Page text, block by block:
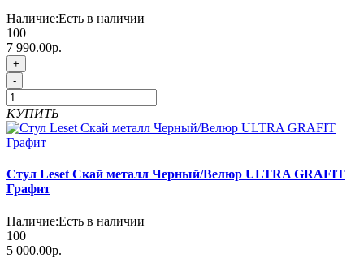
Наличие:Есть в наличии
100
7 990.00р.
+
-
КУПИТЬ
Стул Leset Скай металл Черный/Велюр ULTRA GRAFIT
Графит
Наличие:Есть в наличии
100
5 000.00р.